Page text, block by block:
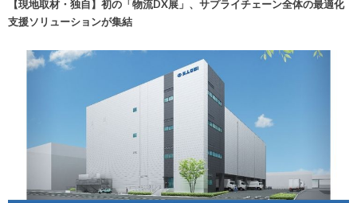
【現地取材・独自】初の「物流DX展」、サプライチェーン全体の最適化
支援ソリューションが集結